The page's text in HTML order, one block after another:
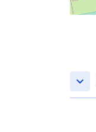
keyboard_arrow_down